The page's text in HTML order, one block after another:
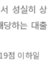
성실히 상
하는 대출
점 이하일